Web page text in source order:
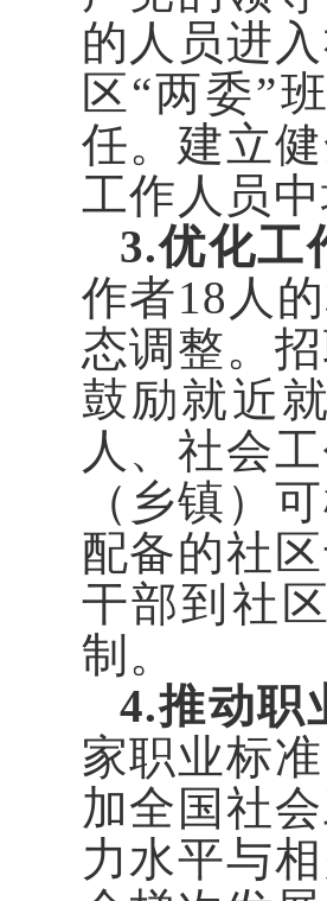
的人员进
区“两委”
任。建立
工作人员
3.优化工
作者18人
态调整。
鼓励就近
人、社会
（乡镇）
配备的社
干部到社
制。
4.推动职
家职业标
加全国社
力水平与